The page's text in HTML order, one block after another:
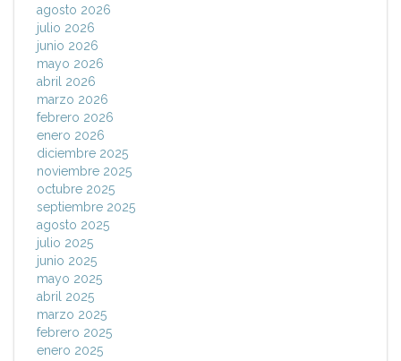
agosto 2026
julio 2026
junio 2026
mayo 2026
abril 2026
marzo 2026
febrero 2026
enero 2026
diciembre 2025
noviembre 2025
octubre 2025
septiembre 2025
agosto 2025
julio 2025
junio 2025
mayo 2025
abril 2025
marzo 2025
febrero 2025
enero 2025